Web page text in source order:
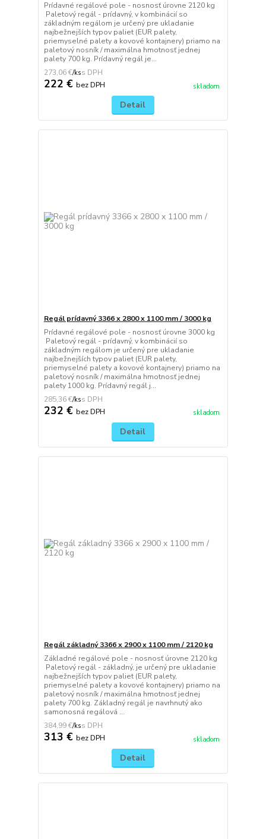
Prídavné regálové pole - nosnosť úrovne 2120 kg
Paletový regál - prídavný, v kombinácií so
základným regálom je určený pre ukladanie
najbežnejších typov paliet (EUR palety,
priemyselné palety a kovové kontajnery) priamo na
paletový nosník / maximálna hmotnosť jednej
palety 700 kg. Prídavný regál je...
273,06 €/ks
222 € bez DPH skladom
Detail
Regál prídavný 3366 x 2800 x 1100 mm / 3000 kg
Prídavné regálové pole - nosnosť úrovne 3000 kg
Paletový regál - prídavný, v kombinácií so
základným regálom je určený pre ukladanie
najbežnejších typov paliet (EUR palety,
priemyselné palety a kovové kontajnery) priamo na
paletový nosník / maximálna hmotnosť jednej
palety 1000 kg. Prídavný regál j...
285,36 €/ks
232 € bez DPH skladom
Detail
Regál základný 3366 x 2900 x 1100 mm / 2120 kg
Základné regálové pole - nosnosť úrovne 2120 kg
Paletový regál - základný, je určený pre ukladanie
najbežnejších typov paliet (EUR palety,
priemyselné palety a kovové kontajnery) priamo na
paletový nosník / maximálna hmotnosť jednej
palety 700 kg. Základný regál je navrhnutý ako
samonosná regálová ...
384,99 €/ks
313 € bez DPH skladom
Detail